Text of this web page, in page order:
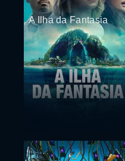
A Ilha da Fantasia